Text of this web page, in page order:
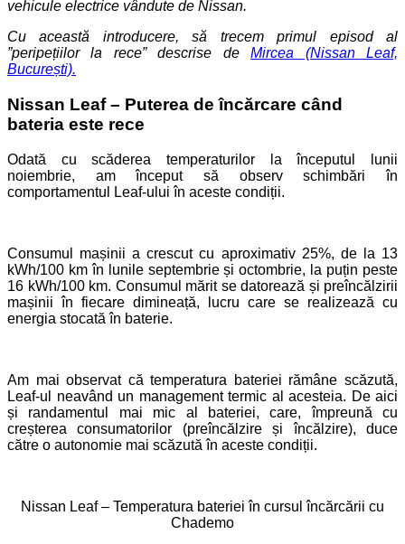
vehicule electrice vândute de Nissan.
Cu această introducere, să trecem primul episod al
”peripețiilor la rece” descrise deMircea (Nissan Leaf,
București).
Nissan Leaf – Puterea de încărcare când
bateria este rece
Odată cu scăderea temperaturilor la începutul lunii
noiembrie, am început să observ schimbări în
comportamentul Leaf-ului în aceste condiții.
Consumul mașinii a crescut cu aproximativ 25%, de la 13
kWh/100 km în lunile septembrie și octombrie, la puțin peste
16 kWh/100 km. Consumul mărit se datorează și preîncălzirii
mașinii în fiecare dimineață, lucru care se realizează cu
energia stocată în baterie.
Am mai observat că temperatura bateriei rămâne scăzută,
Leaf-ul neavând un management termic al acesteia. De aici
și randamentul mai mic al bateriei, care, împreună cu
creșterea consumatorilor (preîncălzire și încălzire), duce
către o autonomie mai scăzută în aceste condiții.
Nissan Leaf – Temperatura bateriei în cursul încărcării cu
Chademo